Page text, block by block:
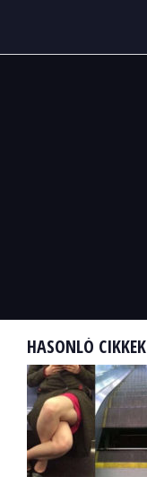
HASONLÓ CIKKEK